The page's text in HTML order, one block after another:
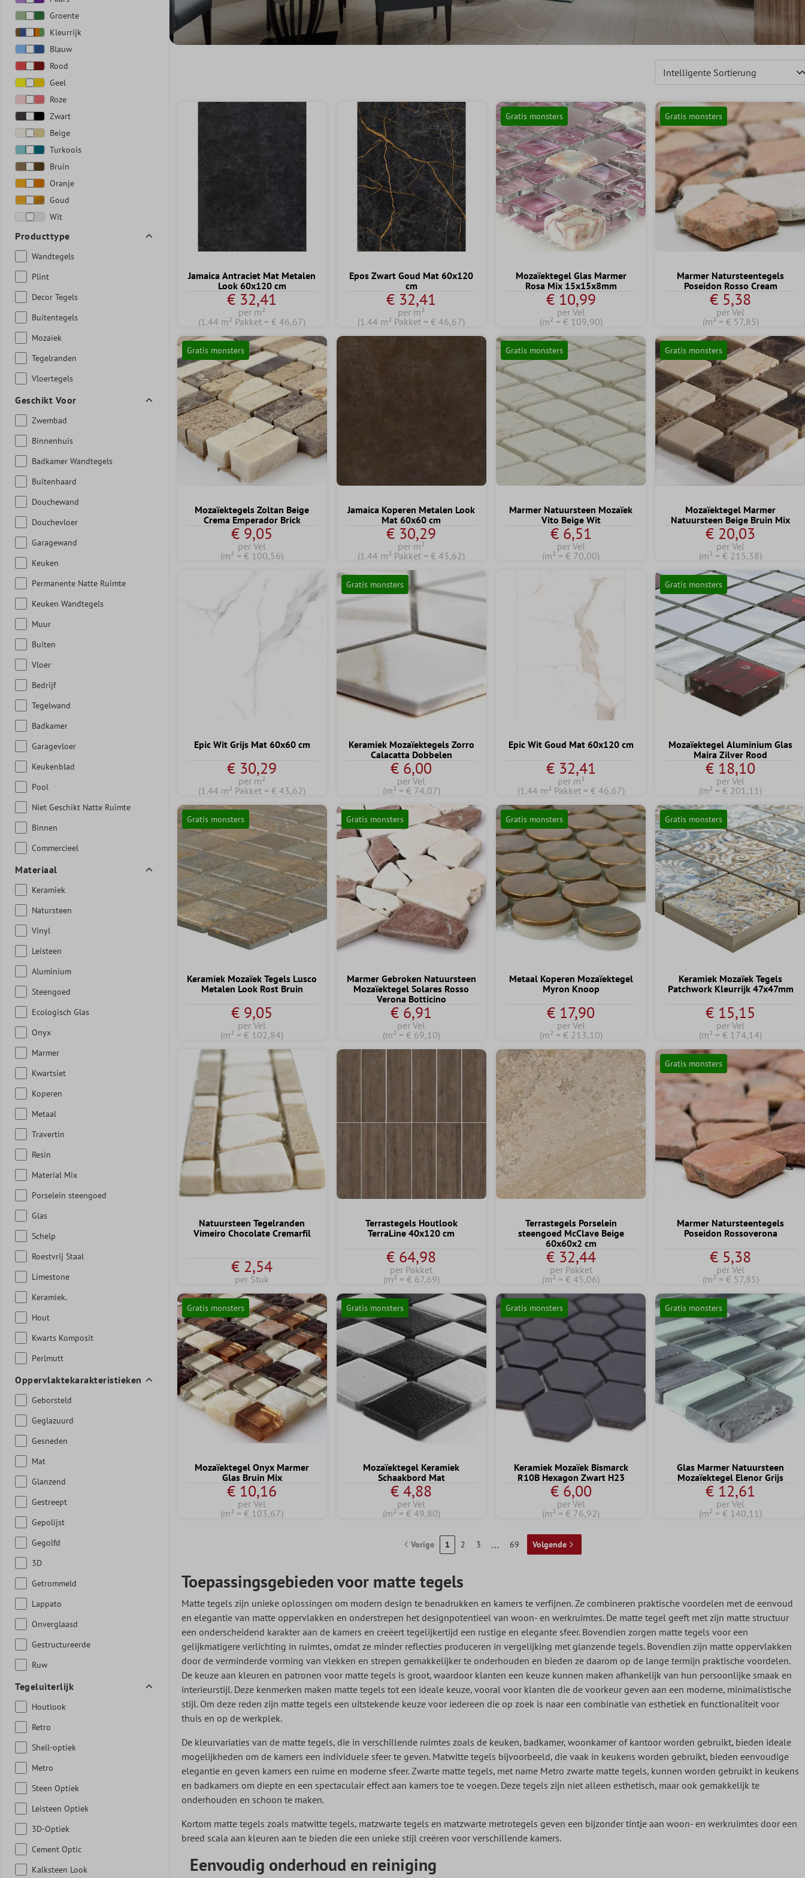
Groente
Kleurrijk
Blauw
Rood
Geel
Roze
Zwart
Beige
Turkoois
Bruin
Oranje
Goud
Wit
Producttype
Wandtegels
Plint
Decor Tegels
Buitentegels
Mozaïek
Tegelranden
Vloertegels
Geschikt Voor
Zwembad
Binnenhuis
Badkamer Wandtegels
Buitenhaard
Douchewand
Douchevloer
Garagewand
Keuken
Permanente Natte Ruimte
Keuken Wandtegels
Muur
Buiten
Vloer
Bedrijf
Tegelwand
Badkamer
Garagevloer
Keukenblad
Pool
Niet Geschikt Natte Ruimte
Binnen
Commercieel
Materiaal
Keramiek
Natursteen
Vinyl
Leisteen
Aluminium
Steengoed
Ecologisch Glas
Onyx
Marmer
Kwartsiet
Koperen
Metaal
Travertin
Resin
Material Mix
Porselein steengoed
Glas
Schelp
Roestvrij Staal
Limestone
Keramiek.
Hout
Kwarts Komposit
Perlmutt
Oppervlaktekarakteristieken
Geborsteld
Geglazuurd
Gesneden
Mat
Glanzend
Gestreept
Gepolijst
Gegolfd
3D
Getrommeld
Lappato
Onverglaasd
Gestructureerde
Ruw
Tegeluiterlijk
Houtlook
Retro
Shell-optiek
Metro
Steen Optiek
Leisteen Optiek
3D-Optiek
Cement Optic
Kalksteen Look
Jamaica Antraciet Mat Metalen
Look 60x120 cm
€ 32,41
per m²
(1.44 m² Pakket = € 46,67)
Epos Zwart Goud Mat 60x120
cm
€ 32,41
per m²
(1.44 m² Pakket = € 46,67)
Gratis monsters
Mozaïektegel Glas Marmer
Rosa Mix 15x15x8mm
€ 10,99
per Vel
(m² = € 109,90)
Gratis monsters
Marmer Natursteentegels
Poseidon Rosso Cream
€ 5,38
per Vel
(m² = € 57,85)
Gratis monsters
Mozaïektegels Zoltan Beige
Crema Emperador Brick
€ 9,05
per Vel
(m² = € 100,56)
Jamaica Koperen Metalen Look
Mat 60x60 cm
€ 30,29
per m²
(1.44 m² Pakket = € 43,62)
Gratis monsters
Marmer Natuursteen Mozaïek
Vito Beige Wit
€ 6,51
per Vel
(m² = € 70,00)
Gratis monsters
Mozaïektegel Marmer
Natuursteen Beige Bruin Mix
€ 20,03
per Vel
(m² = € 215,38)
Epic Wit Grijs Mat 60x60 cm
€ 30,29
per m²
(1.44 m² Pakket = € 43,62)
Gratis monsters
Keramiek Mozaïektegels Zorro
Calacatta Dobbelen
€ 6,00
per Vel
(m² = € 74,07)
Epic Wit Goud Mat 60x120 cm
€ 32,41
per m²
(1.44 m² Pakket = € 46,67)
Gratis monsters
Mozaïektegel Aluminium Glas
Maira Zilver Rood
€ 18,10
per Vel
(m² = € 201,11)
Gratis monsters
Keramiek Mozaïek Tegels Lusco
Metalen Look Rost Bruin
€ 9,05
per Vel
(m² = € 102,84)
Gratis monsters
Marmer Gebroken Natuursteen
Mozaïektegel Solares Rosso
Verona Botticino
€ 6,91
per Vel
(m² = € 69,10)
Gratis monsters
Metaal Koperen Mozaïektegel
Myron Knoop
€ 17,90
per Vel
(m² = € 213,10)
Gratis monsters
Keramiek Mozaïek Tegels
Patchwork Kleurrijk 47x47mm
€ 15,15
per Vel
(m² = € 174,14)
Natuursteen Tegelranden
Vimeiro Chocolate Cremarfil
€ 2,54
per Stuk
Terrastegels Houtlook
TerraLine 40x120 cm
€ 64,98
per Pakket
(m² = € 67,69)
Terrastegels Porselein
steengoed McClave Beige
60x60x2 cm
€ 32,44
per Pakket
(m² = € 45,06)
Gratis monsters
Marmer Natursteentegels
Poseidon Rossoverona
€ 5,38
per Vel
(m² = € 57,85)
Gratis monsters
Mozaïektegel Onyx Marmer
Glas Bruin Mix
€ 10,16
per Vel
(m² = € 103,67)
Gratis monsters
Mozaïektegel Keramiek
Schaakbord Mat
€ 4,88
per Vel
(m² = € 49,80)
Gratis monsters
Keramiek Mozaïek Bismarck
R10B Hexagon Zwart H23
€ 6,00
per Vel
(m² = € 76,92)
Gratis monsters
Glas Marmer Natuursteen
Mozaïektegel Elenor Grijs
€ 12,61
per Vel
(m² = € 140,11)
Vorige 1 2 3 ... 69 Volgende
Toepassingsgebieden voor matte tegels
Matte tegels zijn unieke oplossingen om modern design te benadrukken en kamers te verfijnen. Ze combineren praktische voordelen met de eenvoud
en elegantie van matte oppervlakken en onderstrepen het designpotentieel van woon- en werkruimtes. De matte tegel geeft met zijn matte structuur
een onderscheidend karakter aan de kamers en creëert tegelijkertijd een rustige en elegante sfeer. Bovendien zorgen matte tegels voor een
gelijkmatigere verlichting in ruimtes, omdat ze minder reflecties produceren in vergelijking met glanzende tegels. Bovendien zijn matte oppervlakken
door de verminderde vorming van vlekken en strepen gemakkelijker te onderhouden en bieden ze daarom op de lange termijn praktische voordelen.
De keuze aan kleuren en patronen voor matte tegels is groot, waardoor klanten een keuze kunnen maken afhankelijk van hun persoonlijke smaak en
interieurstijl. Deze kenmerken maken matte tegels tot een ideale keuze, vooral voor klanten die de voorkeur geven aan een moderne, minimalistische
stijl. Om deze reden zijn matte tegels een uitstekende keuze voor iedereen die op zoek is naar een combinatie van esthetiek en functionaliteit voor
thuis en op de werkplek.
De kleurvariaties van de matte tegels, die in verschillende ruimtes zoals de keuken, badkamer, woonkamer of kantoor worden gebruikt, bieden ideale
mogelijkheden om de kamers een individuele sfeer te geven. Matwitte tegels bijvoorbeeld, die vaak in keukens worden gebruikt, bieden eenvoudige
elegantie en geven kamers een ruime en moderne sfeer. Zwarte matte tegels, met name Metro zwarte matte tegels, kunnen worden gebruikt in keukens
en badkamers om diepte en een spectaculair effect aan kamers toe te voegen. Deze tegels zijn niet alleen esthetisch, maar ook gemakkelijk te
onderhouden en schoon te maken.
Kortom matte tegels zoals matwitte tegels, matzwarte tegels en matzwarte metrotegels geven een bijzonder tintje aan woon- en werkruimtes door een
breed scala aan kleuren aan te bieden die een unieke stijl creëren voor verschillende kamers.
Eenvoudig onderhoud en reiniging